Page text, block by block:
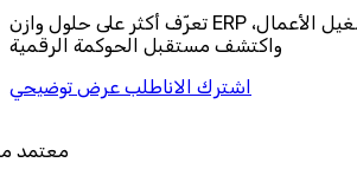
تعرّف أكثر على حلول وازن ERP المتكاملة لتشغيل الأعمال،
واكتشف مستقبل الحوكمة الرقمية
اشترك الاناطلب عرض توضيحي
معتمد من هيئة الزكاة والضريبة